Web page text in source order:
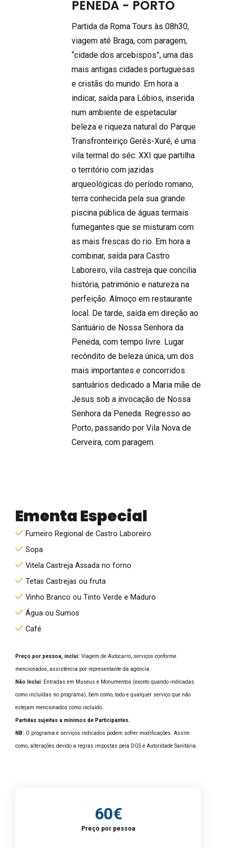
PENEDA - PORTO
Partida da Roma Tours às 08h30,
viagem até Braga, com paragem,
“cidade dos arcebispos”, uma das
mais antigas cidades portuguesas
e cristãs do mundo. Em hora a
indicar, saída para Lóbios, inserida
num ambiente de espetacular
beleza e riqueza natural do Parque
Transfronteiriço Gerês-Xuré, é uma
vila termal do séc. XXI que partilha
o território com jazidas
arqueológicas do período romano,
terra conhecida pela sua grande
piscina pública de águas termais
fumegantes que se misturam com
as mais frescas do rio. Em hora a
combinar, saída para Castro
Laboreiro, vila castreja que concilia
história, património e natureza na
perfeição. Almoço em restaurante
local. De tarde, saída em direção ao
Santuário de Nossa Senhora da
Peneda, com tempo livre. Lugar
recôndito de beleza única, um dos
mais importantes e concorridos
santuários dedicado a Maria mãe de
Jesus sob a invocação de Nossa
Senhora da Peneda. Regresso ao
Porto, passando por Vila Nova de
Cerveira, com paragem.
Ementa Especial
Fumeiro Regional de Castro Laboreiro
Sopa
Vitela Castreja Assada no forno
Tetas Castrejas ou fruta
Vinho Branco ou Tinto Verde e Maduro
Água ou Sumos
Café
Preço por pessoa, inclui: Viagem de Autocarro, serviços conforme
mencionados, assistência por representante da agência.
Não Inclui: Entradas em Museus e Monumentos (exceto quando indicadas
como incluídas no programa), bem como, todo e qualquer serviço que não
estejam mencionados como incluído.
Partidas sujeitas a mínimos de Participantes.
NB: O programa e serviços indicados podem sofrer modificações. Assim
como, alterações devido a regras impostas pela DGS e Autoridade Sanitária.
60€
Preço por pessoa